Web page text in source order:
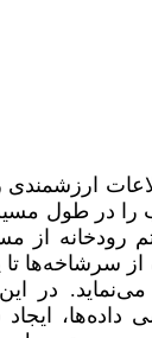
در طول مسیر
رودخانه از
آن نشده ‌است. زمان رخ داد حداقل جریان با
در
ایجاد